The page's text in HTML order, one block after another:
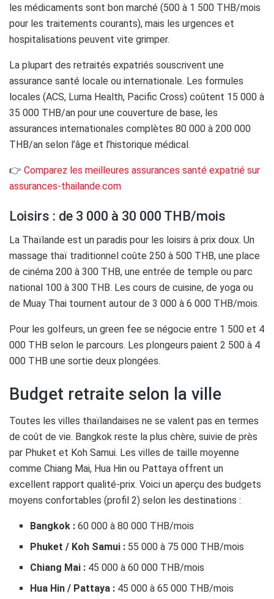
les médicaments sont bon marché (500 à 1 500 THB/mois
pour les traitements courants), mais les urgences et
hospitalisations peuvent vite grimper.
La plupart des retraités expatriés souscrivent une
assurance santé locale ou internationale. Les formules
locales (ACS, Luma Health, Pacific Cross) coûtent 15 000 à
35 000 THB/an pour une couverture de base, les
assurances internationales complètes 80 000 à 200 000
THB/an selon l’âge et l’historique médical.
👉 Comparez les meilleures assurances santé expatrié sur
assurances-thailande.com
Loisirs : de 3 000 à 30 000 THB/mois
La Thaïlande est un paradis pour les loisirs à prix doux. Un
massage thaï traditionnel coûte 250 à 500 THB, une place
de cinéma 200 à 300 THB, une entrée de temple ou parc
national 100 à 300 THB. Les cours de cuisine, de yoga ou
de Muay Thai tournent autour de 3 000 à 6 000 THB/mois.
Pour les golfeurs, un green fee se négocie entre 1 500 et 4
000 THB selon le parcours. Les plongeurs paient 2 500 à 4
000 THB une sortie deux plongées.
Budget retraite selon la ville
Toutes les villes thaïlandaises ne se valent pas en termes
de coût de vie. Bangkok reste la plus chère, suivie de près
par Phuket et Koh Samui. Les villes de taille moyenne
comme Chiang Mai, Hua Hin ou Pattaya offrent un
excellent rapport qualité-prix. Voici un aperçu des budgets
moyens confortables (profil 2) selon les destinations :
Bangkok : 60 000 à 80 000 THB/mois
Phuket / Koh Samui : 55 000 à 75 000 THB/mois
Chiang Mai : 45 000 à 60 000 THB/mois
Hua Hin / Pattaya : 45 000 à 65 000 THB/mois